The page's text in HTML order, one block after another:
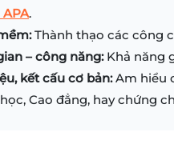
.
Thành thạo các công
– công năng:Khả năng
kết cấu cơ bản:Am hiểu
Cao đẳng, hay chứng